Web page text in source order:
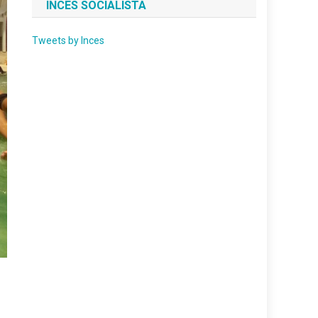
INCES SOCIALISTA
Tweets by Inces